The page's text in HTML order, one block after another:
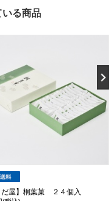
いる商品
だ屋】桐葉菓 ２４個入